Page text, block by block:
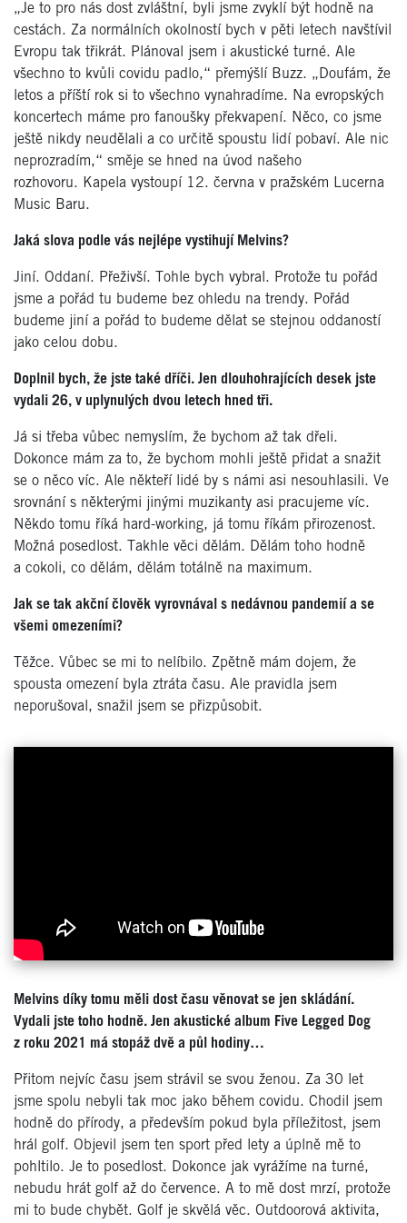
„Je to pro nás dost zvláštní, byli jsme zvyklí být hodně na
cestách. Za normálních okolností bych v pěti letech navštívil
Evropu tak třikrát. Plánoval jsem i akustické turné. Ale
všechno to kvůli covidu padlo,“ přemýšlí Buzz. „Doufám, že
letos a příští rok si to všechno vynahradíme. Na evropských
koncertech máme pro fanoušky překvapení. Něco, co jsme
ještě nikdy neudělali a co určitě spoustu lidí pobaví. Ale nic
neprozradím,“ směje se hned na úvod našeho
rozhovoru. Kapela vystoupí 12. června v pražském Lucerna
Music Baru.
Jaká slova podle vás nejlépe vystihují Melvins?
Jiní. Oddaní. Přeživší. Tohle bych vybral. Protože tu pořád
jsme a pořád tu budeme bez ohledu na trendy. Pořád
budeme jiní a pořád to budeme dělat se stejnou oddaností
jako celou dobu.
Doplnil bych, že jste také dříči. Jen dlouhohrajících desek jste
vydali 26, v uplynulých dvou letech hned tři.
Já si třeba vůbec nemyslím, že bychom až tak dřeli.
Dokonce mám za to, že bychom mohli ještě přidat a snažit
se o něco víc. Ale někteří lidé by s námi asi nesouhlasili. Ve
srovnání s některými jinými muzikanty asi pracujeme víc.
Někdo tomu říká hard-working, já tomu říkám přirozenost.
Možná posedlost. Takhle věci dělám. Dělám toho hodně
a cokoli, co dělám, dělám totálně na maximum.
Jak se tak akční člověk vyrovnával s nedávnou pandemií a se
všemi omezeními?
Těžce. Vůbec se mi to nelíbilo. Zpětně mám dojem, že
spousta omezení byla ztráta času. Ale pravidla jsem
neporušoval, snažil jsem se přizpůsobit.
Melvins díky tomu měli dost času věnovat se jen skládání.
Vydali jste toho hodně. Jen akustické album Five Legged Dog
z roku 2021 má stopáž dvě a půl hodiny…
Přitom nejvíc času jsem strávil se svou ženou. Za 30 let
jsme spolu nebyli tak moc jako během covidu. Chodil jsem
hodně do přírody, a především pokud byla příležitost, jsem
hrál golf. Objevil jsem ten sport před lety a úplně mě to
pohltilo. Je to posedlost. Dokonce jak vyrážíme na turné,
nebudu hrát golf až do července. A to mě dost mrzí, protože
mi to bude chybět. Golf je skvělá věc. Outdoorová aktivita,